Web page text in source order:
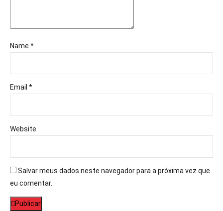
Name *
Email *
Website
Salvar meus dados neste navegador para a próxima vez que
eu comentar.
Publicar